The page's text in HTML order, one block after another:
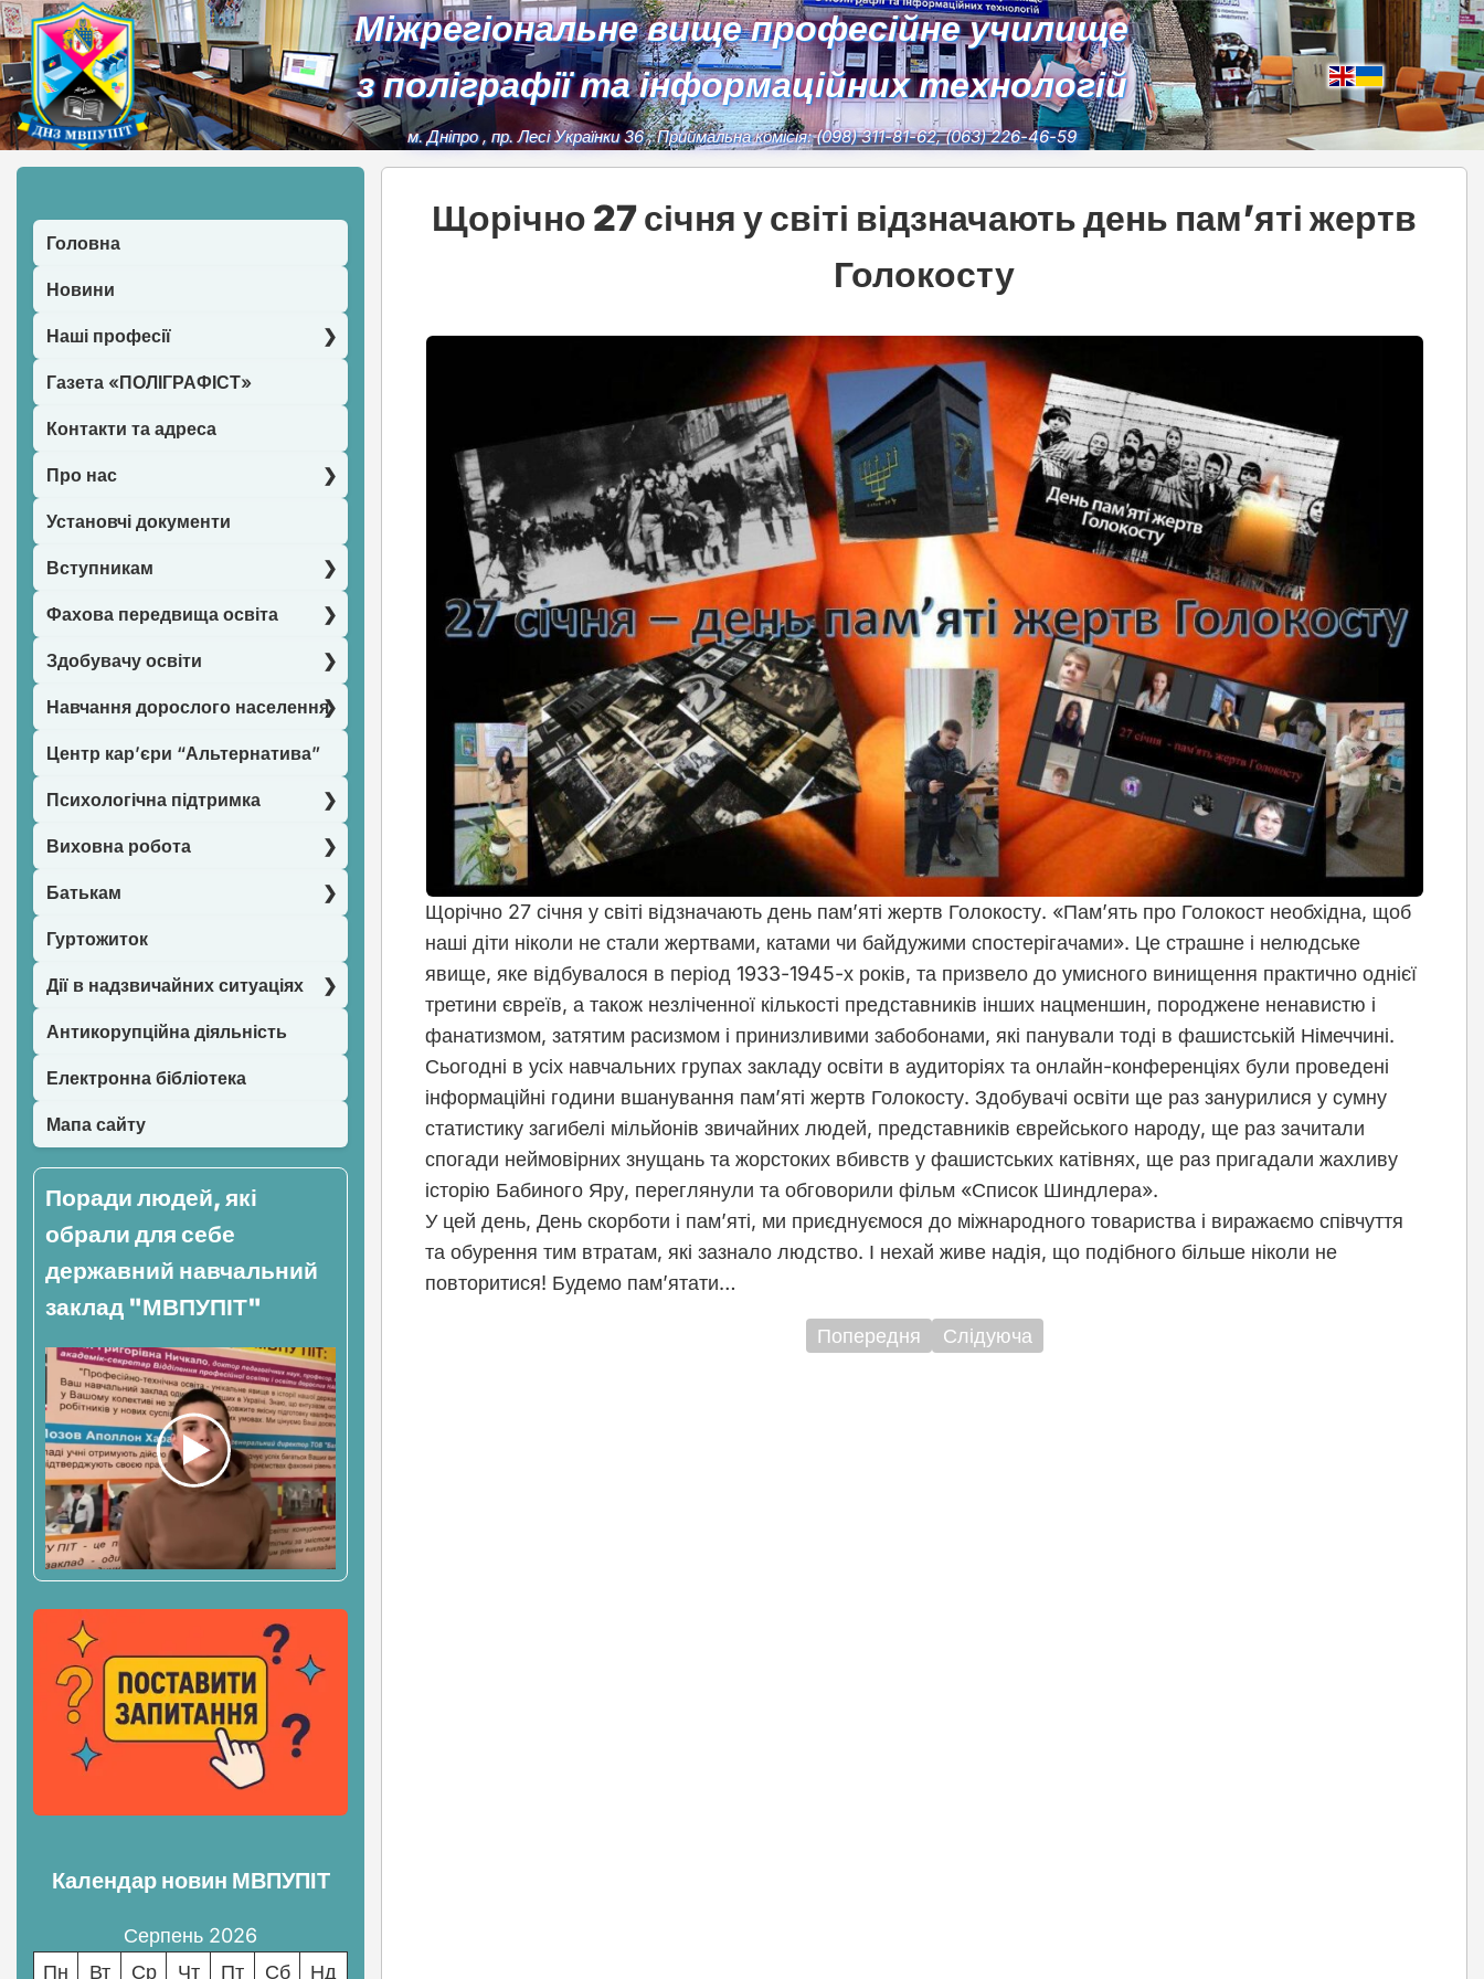
Міжрегіональне вище професійне училище
з поліграфії та інформаційних технологій
м. Дніпро,пр. Лесі Українки 36, Приймальна комісія:(098) 311-81-62, (063) 226-46-59
Головна
Новини
Наші професії
Газета «ПОЛІГРАФІСТ»
Контакти та адреса
Про нас
Установчі документи
Вступникам
Фахова передвища освіта
Здобувачу освіти
Навчання дорослого населення
Центр кар’єри “Альтернатива”
Психологічна підтримка
Виховна робота
Батькам
Гуртожиток
Дії в надзвичайних ситуаціях
Антикорупційна діяльність
Електронна бібліотека
Мапа сайту
Поради людей, які
обрали для себе
державний навчальний
заклад "МВПУПІТ"
Календар новин МВПУПІТ
Серпень 2026
Пн
Вт Ср Чт Пт Сб
Нд
Щорічно 27 січня у світі відзначають день пам’яті жертв
Голокосту
Щорічно 27 січня у світі відзначають день пам’яті жертв Голокосту. «Пам’ять про Голокост необхідна, щоб
наші діти ніколи не стали жертвами, катами чи байдужими спостерігачами». Це страшне і нелюдське
явище, яке відбувалося в період 1933-1945-х років, та призвело до умисного винищення практично однієї
третини євреїв, а також незліченної кількості представників інших нацменшин, породжене ненавистю і
фанатизмом, затятим расизмом і принизливими забобонами, які панували тоді в фашистській Німеччині.
Сьогодні в усіх навчальних групах закладу освіти в аудиторіях та онлайн-конференціях були проведені
інформаційні години вшанування пам’яті жертв Голокосту. Здобувачі освіти ще раз занурилися у сумну
статистику загибелі мільйонів звичайних людей, представників єврейського народу, ще раз зачитали
спогади неймовірних знущань та жорстоких вбивств у фашистських катівнях, ще раз пригадали жахливу
історію Бабиного Яру, переглянули та обговорили фільм «Список Шиндлера».
У цей день, День скорботи і пам’яті, ми приєднуємося до міжнародного товариства і виражаємо співчуття
та обурення тим втратам, які зазнало людство. І нехай живе надія, що подібного більше ніколи не
повторитися! Будемо пам’ятати…
Попередня Слідуюча